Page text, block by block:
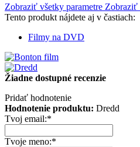
Zobraziť všetky parametre Zobraziť
Tento produkt nájdete aj v častiach:
Filmy na DVD
Žiadne dostupné recenzie
Pridať hodnotenie
Hodnotenie produktu: Dredd
Tvoj email:*
Tvoje meno:*